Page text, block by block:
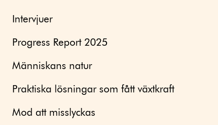
Intervjuer
Progress Report 2025
Människans natur
Praktiska lösningar som fått växtkraft
Mod att misslyckas